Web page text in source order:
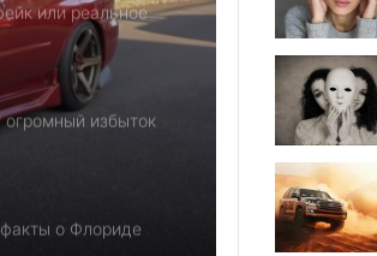
или реальное
избыток
о Флориде